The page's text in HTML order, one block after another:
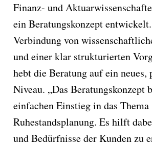
Finanz- und
ein Beratungskonzept
Verbindung von
und einer klar strukturierten
hebt die Beratung auf ein neues,
Niveau. „Das Beratungskonzept
einfachen Einstieg in das Thema
Ruhestandsplanung. Es hilft
und Bedürfnisse der Kunden zu